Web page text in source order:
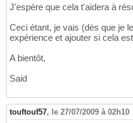
J'espère que cela t'aidera à
Ceci étant, je vais (dès que je
expérience et ajouter si cela
A bientôt,
Said
touftouf57, le 27/07/2009 à 02h10